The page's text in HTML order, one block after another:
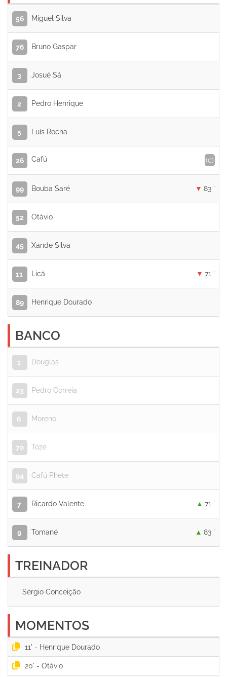
56 Miguel Silva
76 Bruno Gaspar
3 Josué Sá
2 Pedro Henrique
5 Luís Rocha
26 Cafú (c)
99 Bouba Saré 83 '
52 Otávio
45 Xande Silva
11 Licá 71 '
89 Henrique Dourado
BANCO
1 Douglas
23 Pedro Correia
6 Moreno
70 Tozé
94 Cafú Phete
7 Ricardo Valente 71 '
9 Tomané 83 '
TREINADOR
Sérgio Conceição
MOMENTOS
11' -
20' -